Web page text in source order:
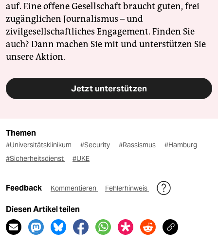
auf. Eine offene Gesellschaft braucht guten, frei
zugänglichen Journalismus – und
zivilgesellschaftliches Engagement. Finden Sie
auch? Dann machen Sie mit und unterstützen Sie
unsere Aktion.
Jetzt unterstützen
Themen
#Universitätsklinikum #Security #Rassismus
#Hamburg
#Sicherheitsdienst
#UKE
Feedback Kommentieren Fehlerhinweis
Diesen Artikel teilen